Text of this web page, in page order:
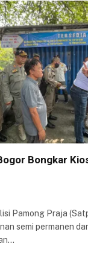
Bongkar
Pamong Praja
semi permanen